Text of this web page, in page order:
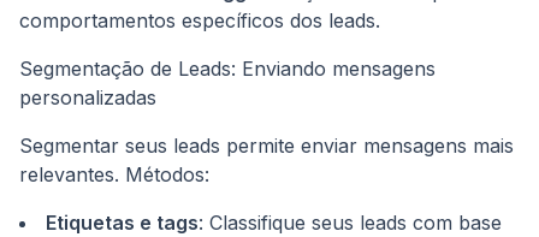
comportamentos específicos dos leads.
Segmentação de Leads: Enviando mensagens
personalizadas
Segmentar seus leads permite enviar mensagens mais
relevantes. Métodos:
Etiquetas e tags: Classifique seus leads com base